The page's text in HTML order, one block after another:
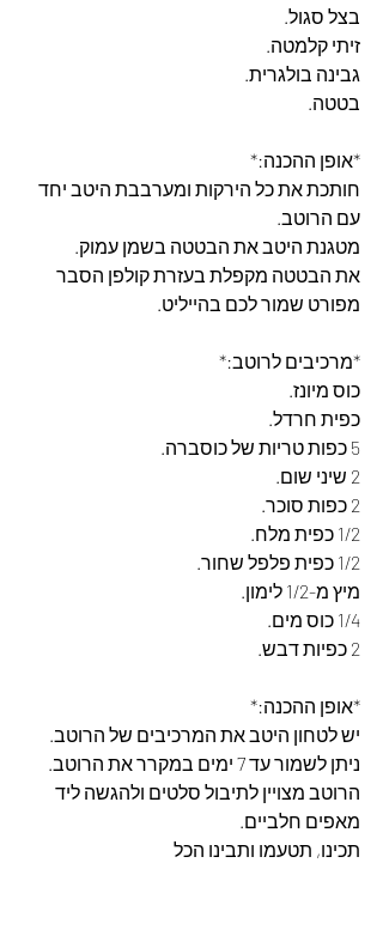
בצל סגול.
זיתי קלמטה.
גבינה בולגרית.
בטטה.
*אופן ההכנה:*
חותכת את כל הירקות ומערבבת היטב יחד
עם הרוטב.
מטגנת היטב את הבטטה בשמן עמוק.
את הבטטה מקפלת בעזרת קולפן הסבר
מפורט שמור לכם בהייליט.
*מרכיבים לרוטב:*
כוס מיונז.
כפית חרדל.
5 כפות טריות של כוסברה.
2 שיני שום.
2 כפות סוכר.
1/2 כפית מלח.
1/2 כפית פלפל שחור.
מיץ מ-1/2 לימון.
1/4 כוס מים.
2 כפיות דבש.
*אופן ההכנה:*
יש לטחון היטב את המרכיבים של הרוטב.
ניתן לשמור עד 7 ימים במקרר את הרוטב.
הרוטב מצויין לתיבול סלטים ולהגשה ליד
מאפים חלביים.
תכינו, תטעמו ותבינו הכל